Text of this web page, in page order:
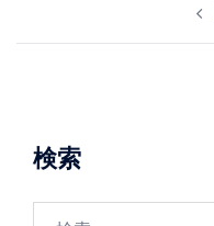
ー
シ
ョ
検索